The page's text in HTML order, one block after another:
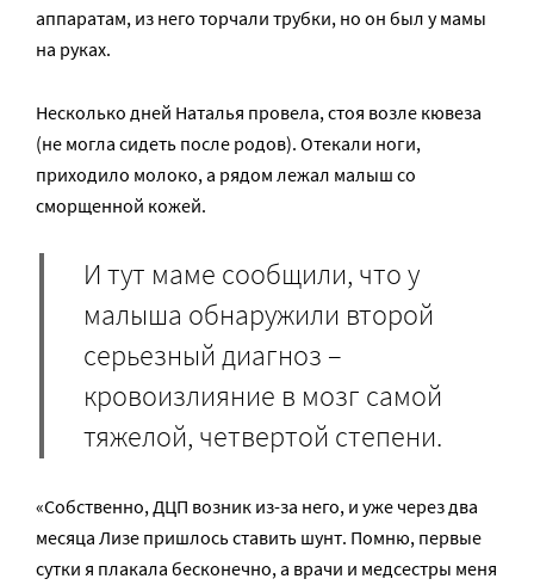
аппаратам, из него торчали трубки, но он был у мамы
на руках.
Несколько дней Наталья провела, стоя возле кювеза
(не могла сидеть после родов). Отекали ноги,
приходило молоко, а рядом лежал малыш со
сморщенной кожей.
И тут маме сообщили, что у
малыша обнаружили второй
серьезный диагноз –
кровоизлияние в мозг самой
тяжелой, четвертой степени.
«Собственно, ДЦП возник из-за него, и уже через два
месяца Лизе пришлось ставить шунт. Помню, первые
сутки я плакала бесконечно, а врачи и медсестры меня